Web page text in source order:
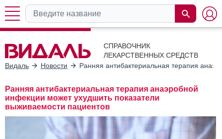
СПРАВОЧНИК
ЛЕКАРСТВЕННЫХ СРЕДСТВ
Видаль
Новости Ранняя антибактериальная терапия
Ранняя антибактериальная терапия анаэробной
инфекции может ухудшить показатели
выживаемости пациентов